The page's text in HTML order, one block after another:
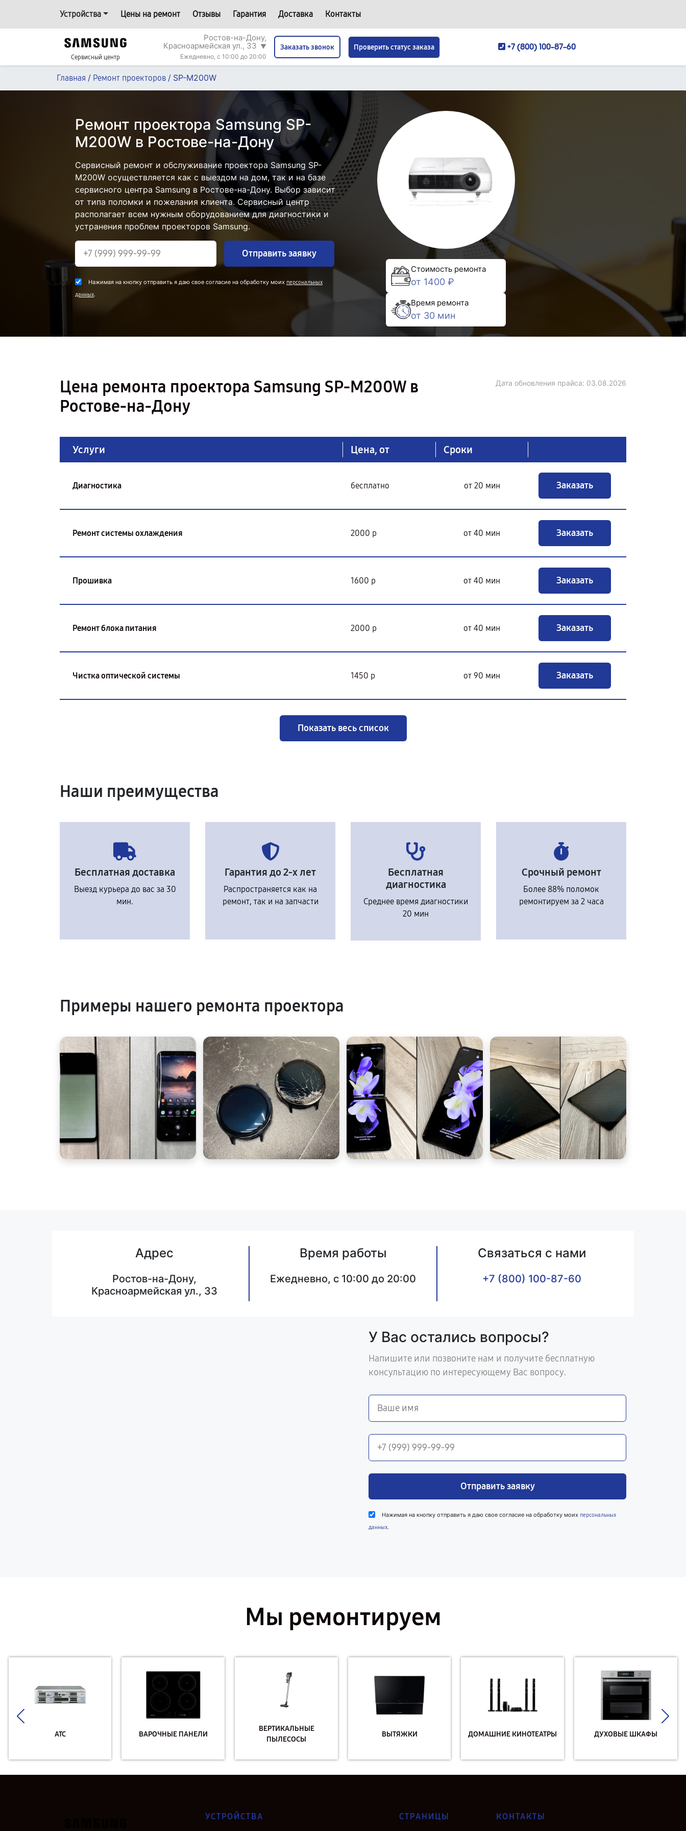
Устройства Цены на ремонт Отзывы Гарантия Доставка Контакты
Сервисный центр
Ростов-на-Дону,
Красноармейская ул., 33 ▼
Ежедневно, с 10:00 до 20:00
Заказать звонок Проверить статус заказа +7 (800) 100-87-60
Главная / Ремонт проекторов / SP-M200W
Ремонт проектора Samsung SP-
M200W в Ростове-на-Дону
Сервисный ремонт и обслуживание проектора Samsung SP-
M200W осуществляется как с выездом на дом, так и на базе
сервисного центра Samsung в Ростове-на-Дону. Выбор зависит
от типа поломки и пожелания клиента. Сервисный центр
располагает всем нужным оборудованием для диагностики и
устранения проблем проекторов Samsung.
Отправить заявку
Нажимая на кнопку отправить я даю свое согласие на обработку моих персональных
данных.
Стоимость ремонта
от 1400 ₽
Время ремонта
от 30 мин
Цена ремонта проектора Samsung SP-M200W в
Ростове-на-Дону
Дата обновления прайса: 03.08.2026
Услуги Цена, от Сроки
Диагностика бесплатно от 20 мин Заказать
Ремонт системы охлаждения 2000 р от 40 мин Заказать
Прошивка 1600 р от 40 мин Заказать
Ремонт блока питания 2000 р от 40 мин Заказать
Чистка оптической системы 1450 р от 90 мин Заказать
Показать весь список
Наши преимущества
Бесплатная доставка
Выезд курьера до вас за 30
мин.
Гарантия до 2-х лет
Распространяется как на
ремонт, так и на запчасти
Бесплатная
диагностика
Среднее время диагностики
20 мин
Срочный ремонт
Более 88% поломок
ремонтируем за 2 часа
Примеры нашего ремонта проектора
Адрес
Ростов-на-Дону,
Красноармейская ул., 33
Время работы
Ежедневно, с 10:00 до 20:00
Связаться с нами
+7 (800) 100-87-60
У Вас остались вопросы?
Напишите или позвоните нам и получите бесплатную
консультацию по интересующему Вас вопросу.
Отправить заявку
Нажимая на кнопку отправить я даю свое согласие на обработку моих персональных
данных.
Мы ремонтируем
АТС ВАРОЧНЫЕ ПАНЕЛИ
ВЕРТИКАЛЬНЫЕ
ПЫЛЕСОСЫ
ВЫТЯЖКИ ДОМАШНИЕ КИНОТЕАТРЫ ДУХОВЫЕ ШКАФЫ
УСТРОЙСТВА СТРАНИЦЫ КОНТАКТЫ